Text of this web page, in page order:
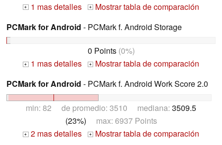
+ 1 mas detalles +
Mostrar tabla de comparación
PCMark for Android - PCMark f. Android Storage
0 Points(0%)
+ 1 mas detalles +
Mostrar tabla de comparación
PCMark for Android - PCMark f. Android Work Score 2.0
min: 82 de promedio: 3510 mediana: 3509.5
(23%) max: 6937 Points
+ 2 mas detalles +
Mostrar tabla de comparación